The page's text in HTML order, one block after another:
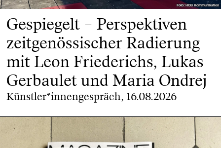
Foto: HGB Kommunikation
Foto: HGB Kommunikation
Gespiegelt – Perspektiven
zeitgenössischer Radierung
mit Leon Friederichs, Lukas
Gerbaulet und Maria Ondrej
Künstler*innengespräch, 16.08.2026